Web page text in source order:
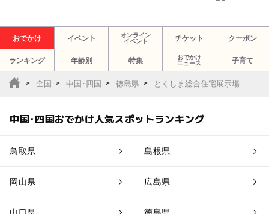
おでかけ イベント
オンライン
イベント
チケット クーポン
ランキング 年齢別 特集
おでかけ
ニュース
子育て
全国 中国･四国 徳島県 とくしま総合住宅展示場
中国･四国おでかけ人気スポットランキング
鳥取県 島根県
岡山県 広島県
山口県 徳島県